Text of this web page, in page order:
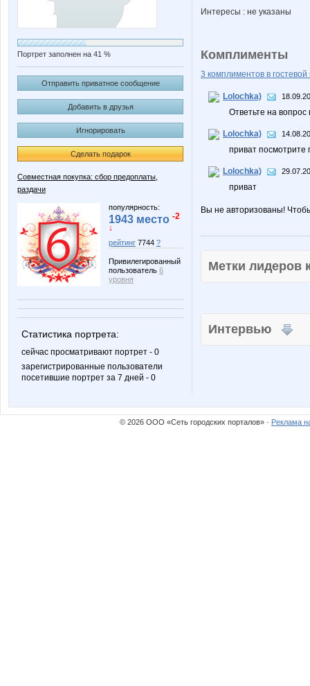
Портрет заполнен на 41 %
Отправить приватное сообщение
Добавить в друзья
Игнорировать
Сделать подарок
Совместная покупка: сбор предоплаты,
раздачи
популярность:
1943 место -2
↓
рейтинг 7744 ?
Привилегированный
пользователь 6
уровня
Статистика портрета:
сейчас просматривают портрет - 0
зарегистрированные пользователи
посетившие портрет за 7 дней - 0
Интересы : не указаны
Комплименты
3 комплиментов в гостевой
Lolochka)
Ответьте на вопрос
Lolochka)
приват посмотрите
Lolochka)
приват
Вы не авторизованы!
Метки
Интервью
© 2026 ООО «Сеть городских порталов» · Реклама